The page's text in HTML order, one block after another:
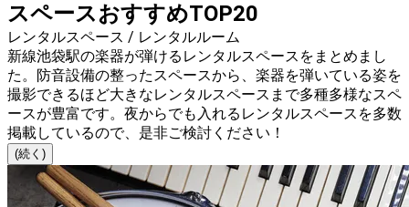
スペースおすすめTOP20
レンタルスペース / レンタルルーム
新線池袋駅の楽器が弾けるレンタルスペースをまとめまし
た。防音設備の整ったスペースから、楽器を弾いている姿を
撮影できるほど大きなレンタルスペースまで多種多様なスペ
ースが豊富です。夜からでも入れるレンタルスペースを多数
掲載しているので、是非ご検討ください！
(続く)